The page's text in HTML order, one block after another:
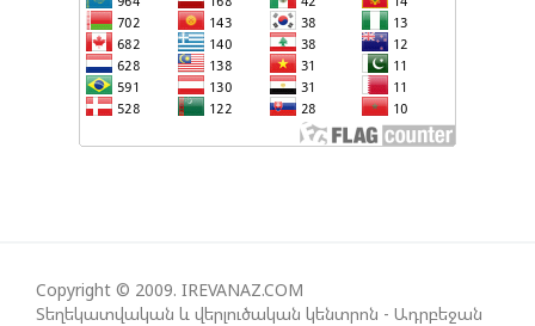
ՀԱՅԱՑՔ ՀԱՅԱՍՏԱՆԻՑ. ՈՐՔԱ՞Ն ԲԱՐՁՐ ԵՆ TRIPP-Ի
ԿՅԱՆՔԻ ԿՈՉՄԱՆ ՇԱՆՍԵՐՆ ԱՅՍ ՊԱՀԻՆ
ՀԱՊԿ-Ի ՄԱՍՆԱԿՑՈՒԹՅՈՒՆԸ ՂԱՐԱԲԱՂՅԱՆ
Է ՃԱՆԱՉՎԵԼ
Copyright © 2009. IREVANAZ.COM
Տեղեկատվական և վերլուծական կենտրոն - Ադրբեջան